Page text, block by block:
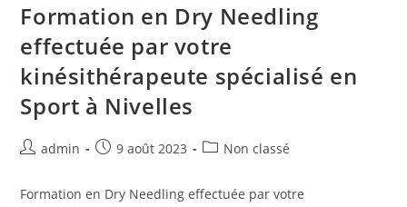
Formation en Dry Needling
effectuée par votre
kinésithérapeute spécialisé en
Sport à Nivelles
admin 9 août 2023 Non classé
Formation en Dry Needling effectuée par votre